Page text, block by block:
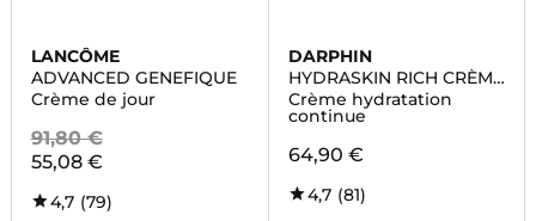
LANCÔME
ADVANCED GENEFIQUE
Crème de jour
91,80 €
55,08 €
4,7 (79)
DARPHIN
HYDRASKIN RICH CRÈME
HYDRATANTE
Crème hydratation
continue
64,90 €
4,7 (81)